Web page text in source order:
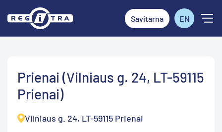
Savitarna EN
Prienai (Vilniaus g. 24, LT-59115
Prienai)
Vilniaus g. 24, LT-59115 Prienai